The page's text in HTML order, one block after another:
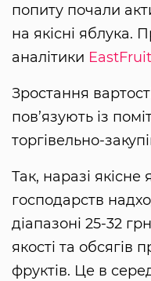
попиту почали
на якісні яблука.
аналітики EastFruit
Зростання
пов’язують із
торгівельно-
Так, наразі якісне
господарств
діапазоні 25-32
якості та обсягів
фруктів. Це в